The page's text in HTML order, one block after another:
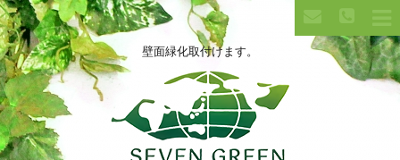
壁面緑化取付けます。